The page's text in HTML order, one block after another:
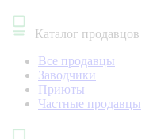
Каталог продавцов
Все продавцы
Заводчики
Приюты
Частные продавцы